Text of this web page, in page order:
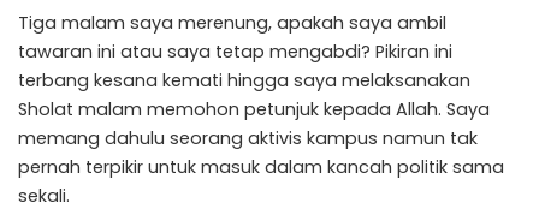
Tiga malam saya merenung, apakah saya ambil
tawaran ini atau saya tetap mengabdi? Pikiran ini
terbang kesana kemati hingga saya melaksanakan
Sholat malam memohon petunjuk kepada Allah. Saya
memang dahulu seorang aktivis kampus namun tak
pernah terpikir untuk masuk dalam kancah politik sama
sekali.